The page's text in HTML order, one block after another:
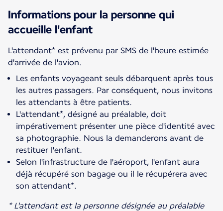
Informations pour la personne qui
accueille l'enfant
L'attendant* est prévenu par SMS de l'heure estimée
Les enfants voyageant seuls débarquent après tous
les autres passagers. Par conséquent, nous invitons
les attendants à être patients.
L'attendant*, désigné au préalable, doit
impérativement présenter une pièce d'identité avec
sa photographie. Nous la demanderons avant de
restituer l'enfant.
Selon l'infrastructure de l'aéroport, l'enfant aura
déjà récupéré son bagage ou il le récupérera avec
son attendant*.
* L'attendant est la personne désignée au préalable